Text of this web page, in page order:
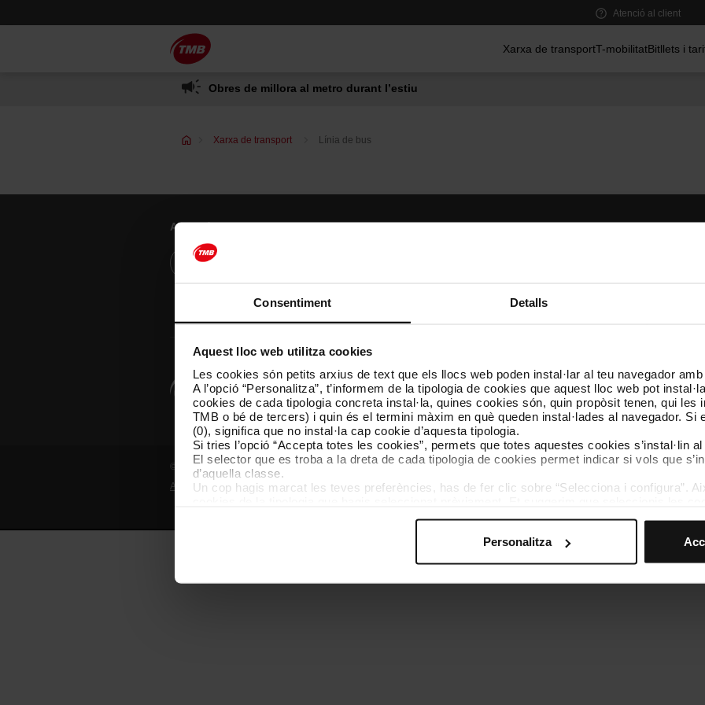
Consentiment Detalls
Aquest lloc web utilitza cookies
Les cookies són petits arxius de text que els llocs web poden instal·lar al teu navegador
A l’opció “Personalitza”, t’informem de la tipologia de cookies que aquest lloc web pot
cookies de cada tipologia concreta instal·la, quines cookies són, quin propòsit tenen, qui les
TMB o bé de tercers) i quin és el termini màxim en què queden instal·lades al navegador. Si
(0), significa que no instal·la cap cookie d’aquesta tipologia.
Si tries l’opció “Accepta totes les cookies”, permets que totes aquestes cookies s’instal·lin
El selector que es troba a la dreta de cada tipologia de cookies permet indicar si vols que
d’aquella classe.
Un cop hagis marcat les teves preferències, has de fer clic sobre “Selecciona i configura”.
perquè permeten recordar les teves opcions de navegació (com ara l’idioma) i milloren la
començar a navegar-hi. Només pots consultar la nostraPolítica de cookies
Personalitza
al
contingut
Atenció al client
Xarxa de transportT-mobilitatBitllets i
Obres de millora al metro durant l’estiu
Xarxa de transport Línia de bus
Atenció al client
Resol els teus dubtes
Segueix-nos
TMB
Coneix-nos Contacta
© Grup TMB - Tots els drets reservats
Avís legal
Política de privadesa Política de cookies Gestor de cookies Accessibilitat Mapa web